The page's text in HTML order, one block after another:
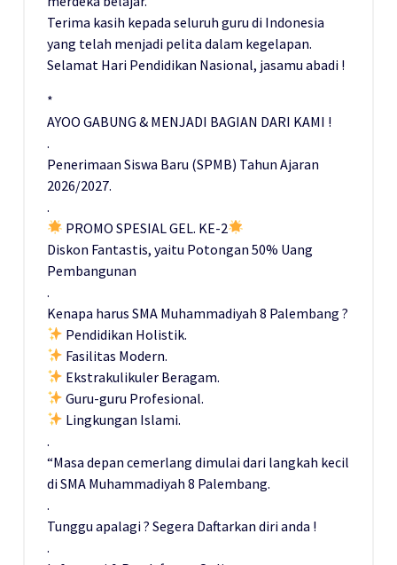
Terima kasih kepada seluruh guru di Indonesia
yang telah menjadi pelita dalam kegelapan.
Selamat Hari Pendidikan Nasional, jasamu abadi !
*
AYOO GABUNG & MENJADI BAGIAN DARI KAMI !
.
Penerimaan Siswa Baru (SPMB) Tahun Ajaran
2026/2027.
.
PROMO SPESIAL GEL. KE-2
Diskon Fantastis, yaitu Potongan 50% Uang
Pembangunan
.
Kenapa harus SMA Muhammadiyah 8 Palembang ?
Pendidikan Holistik.
Fasilitas Modern.
Ekstrakulikuler Beragam.
Guru-guru Profesional.
Lingkungan Islami.
.
“Masa depan cemerlang dimulai dari langkah kecil
di SMA Muhammadiyah 8 Palembang.
.
Tunggu apalagi ? Segera Daftarkan diri anda !
.